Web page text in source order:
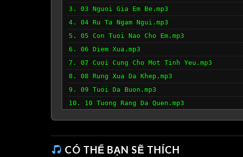
3. 03 Nguoi Gia Em Be.mp3
4. 04 Ru Ta Ngam Ngui.mp3
5. 05 Con Tuoi Nao Cho Em.mp3
6. 06 Diem Xua.mp3
7. 07 Cuoi Cung Cho Mot Tinh Yeu.mp3
8. 08 Rung Xua Da Khep.mp3
9. 09 Tuoi Da Buon.mp3
10. 10 Tuong Rang Da Quen.mp3
13. 13 Cui Xuong.mp3
CÓ THỂ BẠN SẼ THÍCH